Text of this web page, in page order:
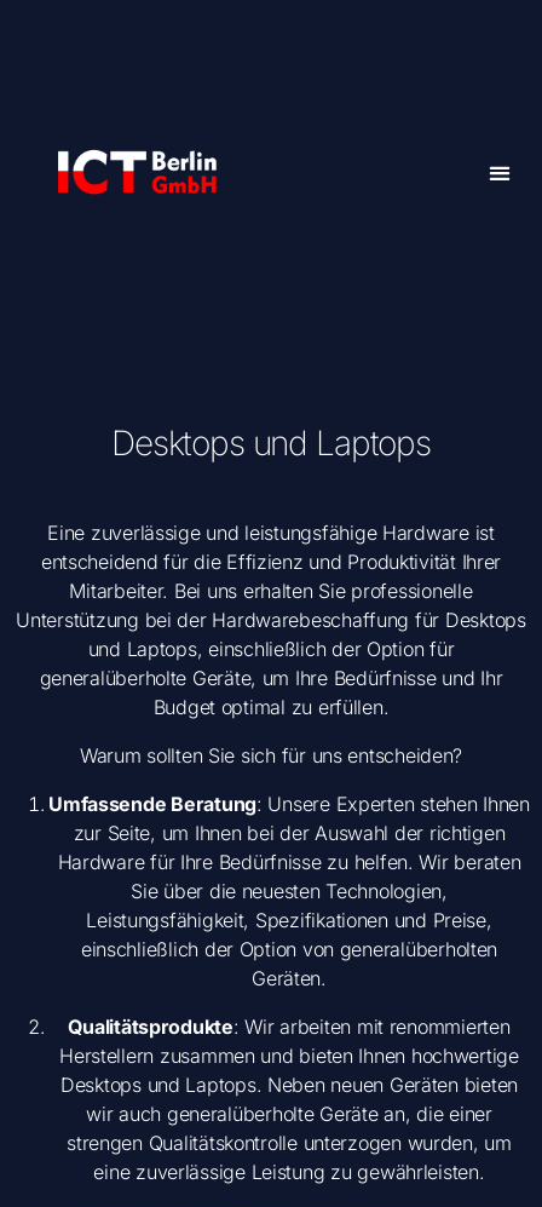
Desktops und Laptops
Eine zuverlässige und leistungsfähige Hardware ist
entscheidend für die Effizienz und Produktivität Ihrer
Mitarbeiter. Bei uns erhalten Sie professionelle
Unterstützung bei der Hardwarebeschaffung für Desktops
und Laptops, einschließlich der Option für
generalüberholte Geräte, um Ihre Bedürfnisse und Ihr
Budget optimal zu erfüllen.
Warum sollten Sie sich für uns entscheiden?
Umfassende Beratung: Unsere Experten stehen Ihnen
zur Seite, um Ihnen bei der Auswahl der richtigen
Hardware für Ihre Bedürfnisse zu helfen. Wir beraten
Sie über die neuesten Technologien,
Leistungsfähigkeit, Spezifikationen und Preise,
einschließlich der Option von generalüberholten
Geräten.
Qualitätsprodukte: Wir arbeiten mit renommierten
Herstellern zusammen und bieten Ihnen hochwertige
Desktops und Laptops. Neben neuen Geräten bieten
wir auch generalüberholte Geräte an, die einer
strengen Qualitätskontrolle unterzogen wurden, um
eine zuverlässige Leistung zu gewährleisten.